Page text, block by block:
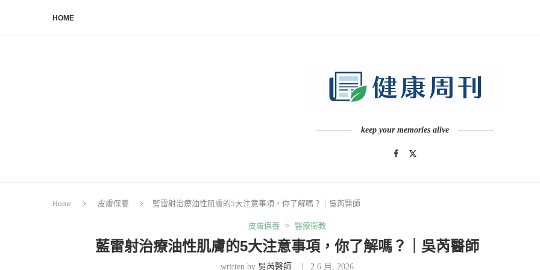
HOME
keep your memories alive
Home 皮膚保養 藍雷射治療油性肌膚的5大注意事項，你了解嗎？｜吳芮醫師
皮膚保養 醫療衛教
藍雷射治療油性肌膚的5大注意事項，你了解嗎？｜吳芮醫師
written by吳芮醫師 2 6 月, 2026